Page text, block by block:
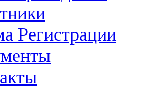
Регистрации